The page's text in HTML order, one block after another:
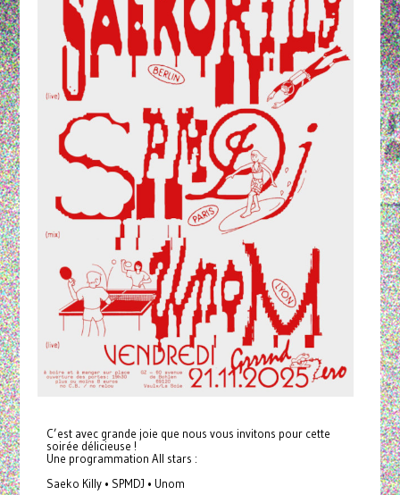
C’est avec grande joie que nous vous invitons pour cette
soirée délicieuse !
Une programmation All stars :
Saeko Killy • SPMDJ • Unom